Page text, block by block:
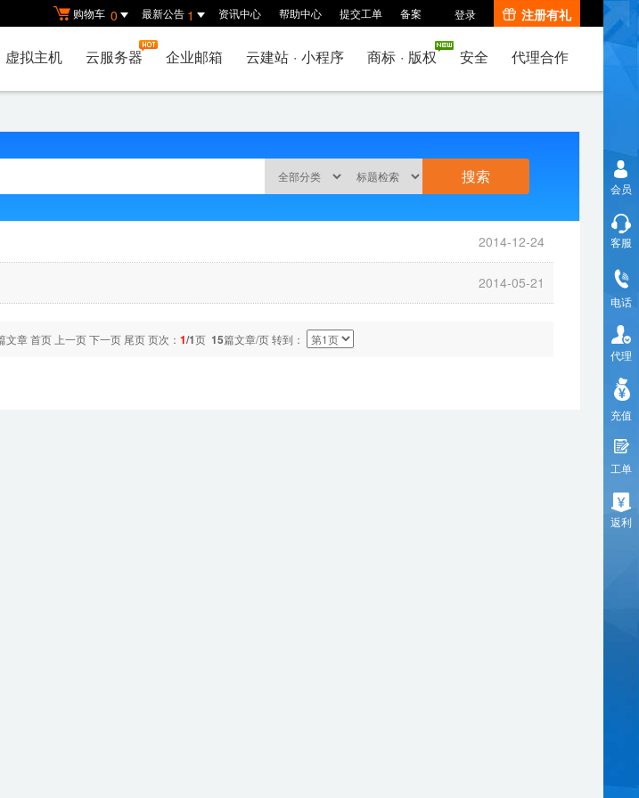
购物车 0 最新公告 1 资讯中心 帮助中心 提交工单 备案 登录 注册有礼
虚拟主机 云服务器 企业邮箱 云建站 · 小程序 商标 · 版权 安全 代理合作
2014-12-24
2014-05-21
文章 首页 上一页 下一页 尾页 页次： 1/1页 15篇文章/页 转到：
会员
客服
电话
代理
充值
工单
返利